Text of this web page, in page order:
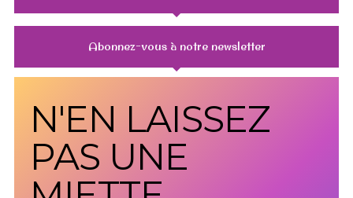
Abonnez-vous à notre newsletter
N'EN LAISSEZ
PAS UNE